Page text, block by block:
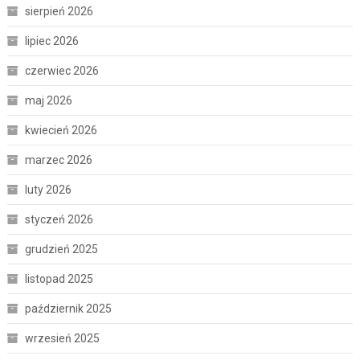
sierpień 2026
lipiec 2026
czerwiec 2026
maj 2026
kwiecień 2026
marzec 2026
luty 2026
styczeń 2026
grudzień 2025
listopad 2025
październik 2025
wrzesień 2025